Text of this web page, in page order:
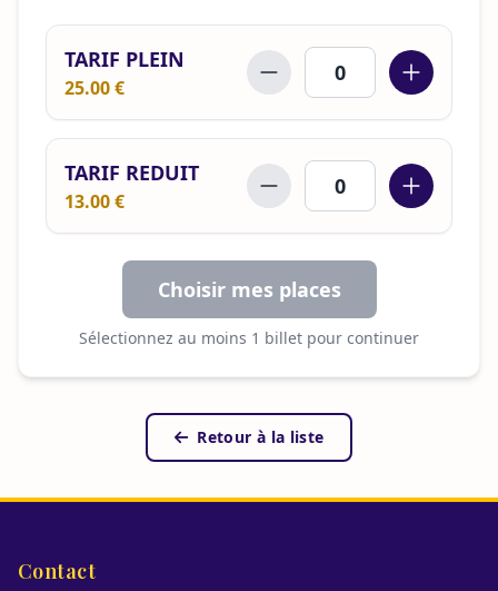
TARIF PLEIN
25.00 €
TARIF REDUIT
13.00 €
Choisir mes places
Sélectionnez au moins 1 billet pour continuer
Retour à la liste
Contact